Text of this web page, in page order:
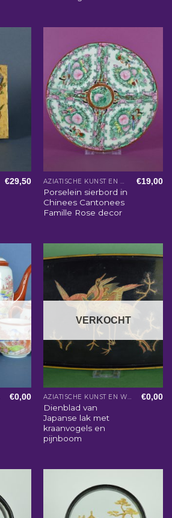
€29,50 AZIATISCHE KUNST EN WOONACCESSOIRES
Porselein sierbord in
Chinees Cantonees
Famille Rose decor
€19,00
€0,00
VERKOCHT
AZIATISCHE KUNST EN WOONACCESSOIRES
Dienblad van
Japanse lak met
kraanvogels en
pijnboom
€0,00